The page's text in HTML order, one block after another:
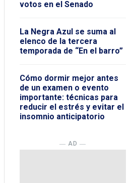
votos en el Senado
La Negra Azul se suma al
elenco de la tercera
temporada de “En el barro”
Cómo dormir mejor antes
de un examen o evento
importante: técnicas para
reducir el estrés y evitar el
insomnio anticipatorio
― AD ―